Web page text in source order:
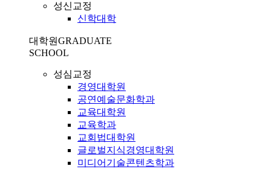
성신교정
신학대학
대학원GRADUATE
SCHOOL
성심교정
경영대학원
공연예술문화학과
교육대학원
교육학과
교회법대학원
글로벌지식경영대학원
미디어기술콘텐츠학과